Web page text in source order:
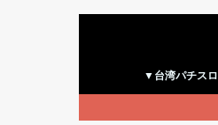
▼台湾パチスロ